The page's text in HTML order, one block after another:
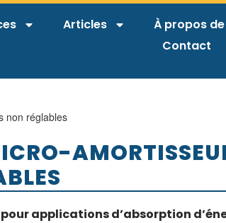
Articles
À propos de
Contact
non réglables
applications d’absorption